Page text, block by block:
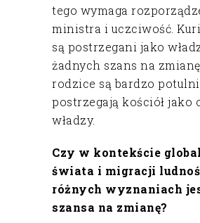
tego wymaga
ministra i uczciwość.
są postrzegani jako
żadnych szans na
rodzice są bardzo
postrzegają kościół jako
władzy.
Czy w kontekście
świata i migracji
różnych wyznaniach
szansa na zmianę?